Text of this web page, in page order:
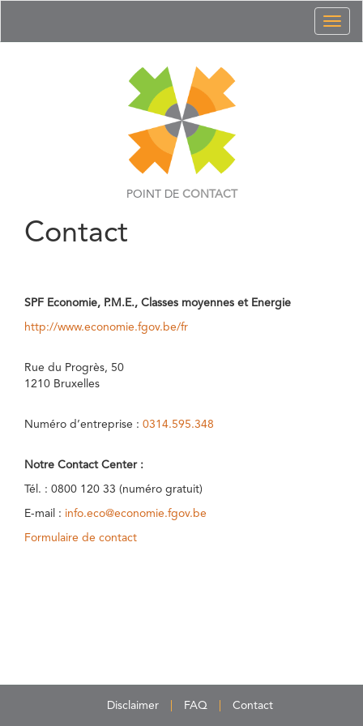
POINT DE CONTACT
Contact
SPF Economie, P.M.E., Classes moyennes et Energie
http://www.economie.fgov.be/fr
Rue du Progrès, 50
1210 Bruxelles
Numéro d’entreprise : 0314.595.348
Notre Contact Center :
Tél. : 0800 120 33 (numéro gratuit)
E-mail : info.eco@economie.fgov.be
Formulaire de contact
Disclaimer FAQ Contact